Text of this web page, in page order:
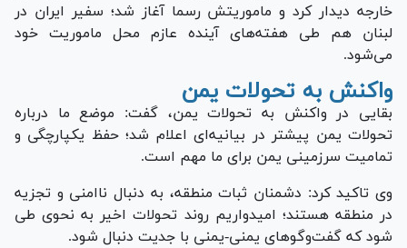
خارجه دیدار کرد و ماموریتش رسما آغاز شد؛ سفیر ایران در
لبنان هم طی هفته‌های آینده عازم محل ماموریت خود
می‌شود.
واکنش به تحولات یمن
بقایی در واکنش به تحولات یمن، گفت: موضع ما درباره
تحولات یمن پیشتر در بیانیه‌ای اعلام شد؛ حفظ یکپارچگی و
تمامیت سرزمینی یمن برای ما مهم است.
وی تاکید کرد: دشمنان ثبات منطقه، به دنبال ناامنی و تجزیه
در منطقه هستند؛ امیدواریم روند تحولات اخیر به نحوی طی
شود که گفت‌و‌گو‌های یمنی-یمنی با جدیت دنبال شود.